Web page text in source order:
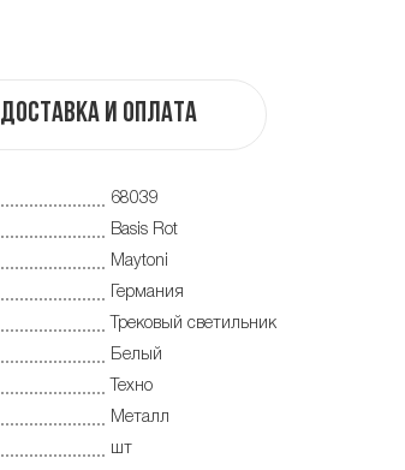
Доставка и оплата
68039
Basis Rot
Maytoni
Германия
Трековый светильник
Белый
Техно
Металл
шт